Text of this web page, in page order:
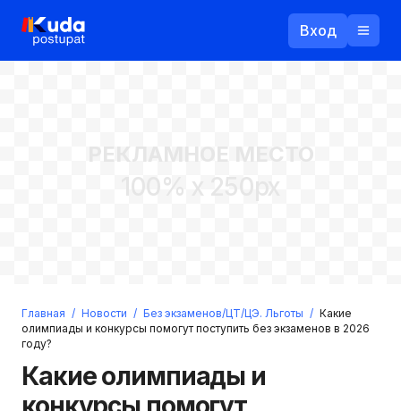
Вход
Войти
РЕКЛАМНОЕ МЕСТО
100% x 250px
Главная / Новости / Без экзаменов/ЦТ/ЦЭ. Льготы / Какие
олимпиады и конкурсы помогут поступить без экзаменов в 2026
году?
Какие олимпиады и